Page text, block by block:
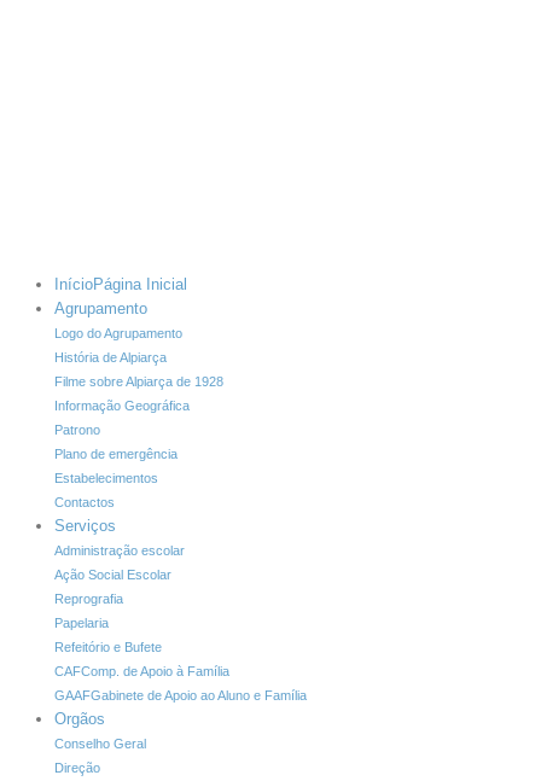
InícioPágina Inicial
Agrupamento
Logo do Agrupamento
História de Alpiarça
Filme sobre Alpiarça de 1928
Informação Geográfica
Patrono
Plano de emergência
Estabelecimentos
Contactos
Serviços
Administração escolar
Ação Social Escolar
Reprografia
Papelaria
Refeitório e Bufete
CAFComp. de Apoio à Família
GAAFGabinete de Apoio ao Aluno e Família
Orgãos
Conselho Geral
Direção